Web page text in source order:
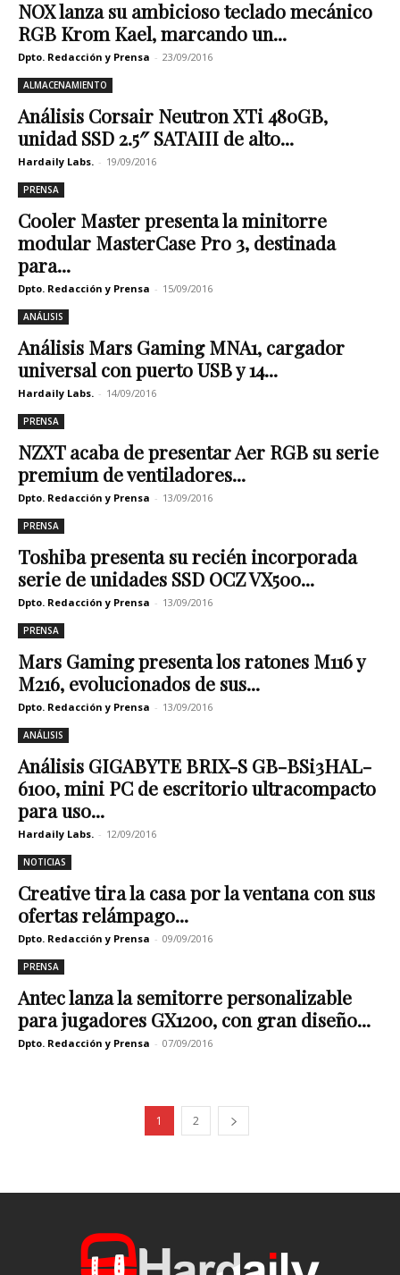
NOX lanza su ambicioso teclado mecánico
RGB Krom Kael, marcando un...
Dpto. Redacción y Prensa - 23/09/2016
ALMACENAMIENTO
Análisis Corsair Neutron XTi 480GB,
unidad SSD 2.5″ SATAIII de alto...
Hardaily Labs. - 19/09/2016
PRENSA
Cooler Master presenta la minitorre
modular MasterCase Pro 3, destinada
para...
Dpto. Redacción y Prensa - 15/09/2016
ANÁLISIS
Análisis Mars Gaming MNA1, cargador
universal con puerto USB y 14...
Hardaily Labs. - 14/09/2016
PRENSA
NZXT acaba de presentar Aer RGB su serie
premium de ventiladores...
Dpto. Redacción y Prensa - 13/09/2016
PRENSA
Toshiba presenta su recién incorporada
serie de unidades SSD OCZ VX500...
Dpto. Redacción y Prensa - 13/09/2016
PRENSA
Mars Gaming presenta los ratones M116 y
M216, evolucionados de sus...
Dpto. Redacción y Prensa - 13/09/2016
ANÁLISIS
Análisis GIGABYTE BRIX-S GB-BSi3HAL-
6100, mini PC de escritorio ultracompacto
para uso...
Hardaily Labs. - 12/09/2016
NOTICIAS
Creative tira la casa por la ventana con sus
ofertas relámpago...
Dpto. Redacción y Prensa - 09/09/2016
PRENSA
Antec lanza la semitorre personalizable
para jugadores GX1200, con gran diseño...
Dpto. Redacción y Prensa - 07/09/2016
1 2